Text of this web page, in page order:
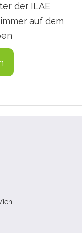
der ILAE
auf dem